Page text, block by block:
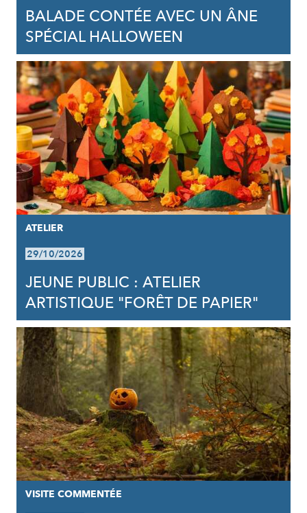
BALADE CONTÉE AVEC UN ÂNE
SPÉCIAL HALLOWEEN
ATELIER
29/10/2026
JEUNE PUBLIC : ATELIER
ARTISTIQUE "FORÊT DE PAPIER"
VISITE COMMENTÉE